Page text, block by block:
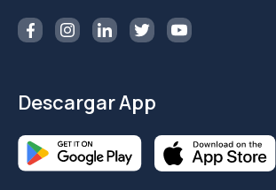
Descargar App